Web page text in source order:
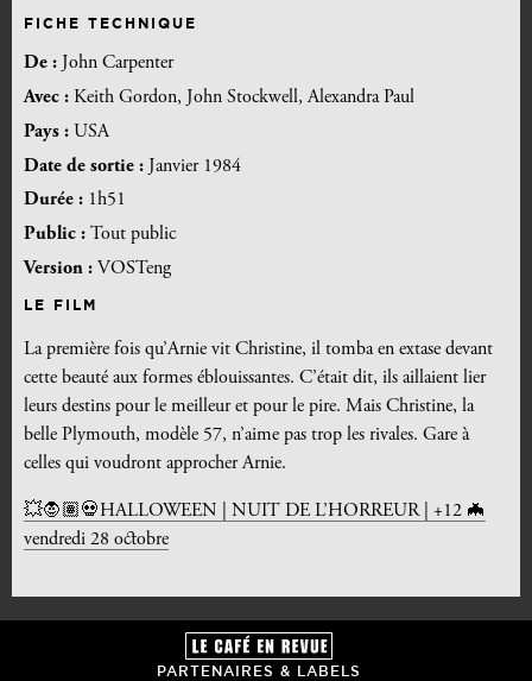
FICHE TECHNIQUE
De : John Carpenter
Avec : Keith Gordon, John Stockwell, Alexandra Paul
Pays : USA
Date de sortie : Janvier 1984
Durée : 1h51
Public : Tout public
Version : VOSTeng
LE FILM
La première fois qu’Arnie vit Christine, il tomba en extase devant
cette beauté aux formes éblouissantes. C’était dit, ils aillaient lier
leurs destins pour le meilleur et pour le pire. Mais Christine, la
belle Plymouth, modèle 57, n’aime pas trop les rivales. Gare à
celles qui voudront approcher Arnie.
💥🧛🏽💀HALLOWEEN | NUIT DE L’HORREUR | +12 🦇
vendredi 28 octobre
PARTENAIRES & LABELS